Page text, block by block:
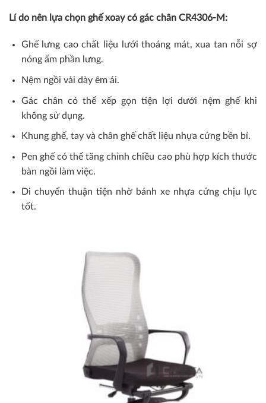
Lí do nên lựa chọn ghế xoay có gác chân CR4306-M:
Ghế lưng cao chất liệu lưới thoáng mát, xua tan nỗi sợ
nóng ẩm phần lưng.
Nệm ngồi vải dày êm ái.
Gác chân có thể xếp gọn tiện lợi dưới nệm ghế khi
không sử dụng.
Khung ghế, tay và chân ghế chất liệu nhựa cứng bền bỉ.
Pen ghế có thể tăng chỉnh chiều cao phù hợp kích thước
bàn ngồi làm việc.
Di chuyển thuận tiện nhờ bánh xe nhựa cứng chịu lực
tốt.